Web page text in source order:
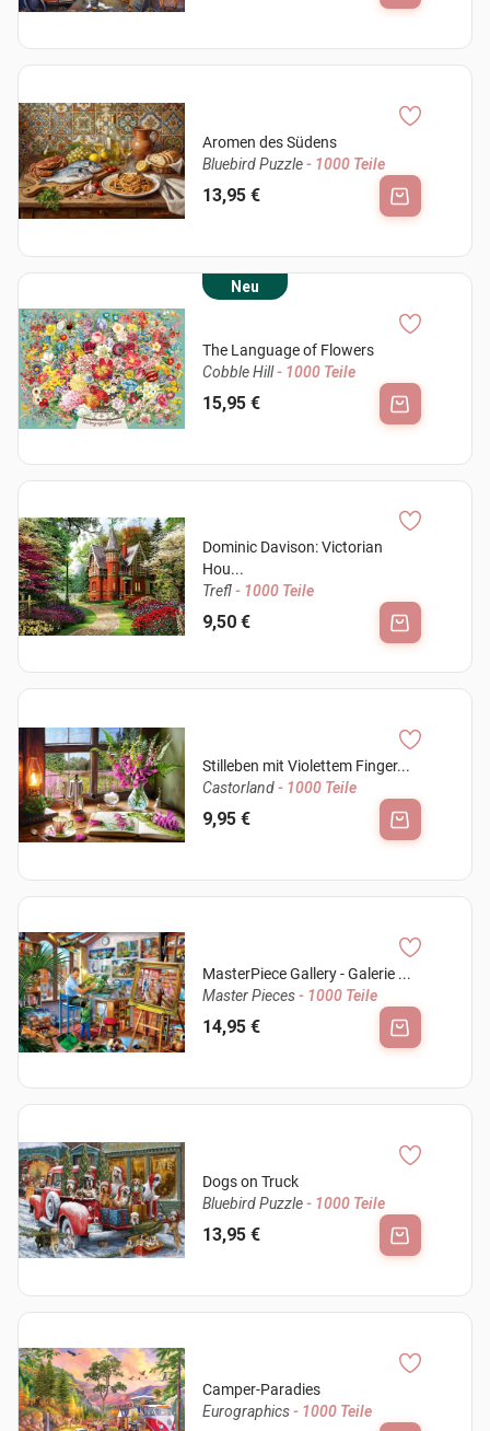
Aromen des Südens
Bluebird Puzzle- 1000 Teile
13,95 €
Neu
The Language of Flowers
Cobble Hill- 1000 Teile
15,95 €
Dominic Davison: Victorian
Hou...
Trefl- 1000 Teile
9,50 €
Stilleben mit Violettem Finger...
Castorland- 1000 Teile
9,95 €
MasterPiece Gallery - Galerie ...
Master Pieces- 1000 Teile
14,95 €
Dogs on Truck
Bluebird Puzzle- 1000 Teile
13,95 €
Camper-Paradies
Eurographics- 1000 Teile